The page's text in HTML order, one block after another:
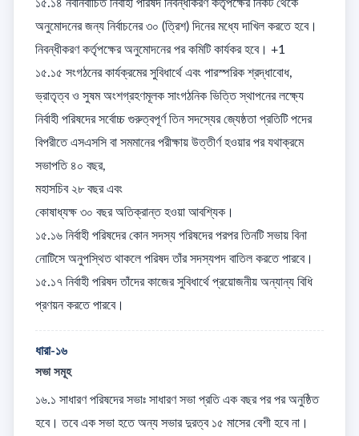
১৫.১৪ নবনির্বাচিত নির্বাহী পরিষদ নিবন্ধীকরণ কর্তৃপক্ষের নিকট থেকে
অনুমোদনের জন্য নির্বাচনের ৩০ (ত্রিশ) দিনের মধ্যে দাখিল করতে হবে।
নিবন্ধীকরণ কর্তৃপক্ষের অনুমোদনের পর কমিটি কার্যকর হবে। +1
১৫.১৫ সংগঠনের কার্যক্রমের সুবিধার্থে এবং পারস্পরিক শ্রদ্ধাবোধ,
ভ্রাতৃত্ব ও সুষম অংশগ্রহণমূলক সাংগঠনিক ভিত্তি স্থাপনের লক্ষ্যে
নির্বাহী পরিষদের সর্বোচ্চ গুরুত্বপূর্ণ তিন সদস্যের জ্যেষ্ঠতা প্রতিটি পদের
বিপরীতে এসএসসি বা সমমানের পরীক্ষায় উত্তীর্ণ হওয়ার পর যথাক্রমে
সভাপতি ৪০ বছর,
মহাসচিব ২৮ বছর এবং
কোষাধ্যক্ষ ৩০ বছর অতিক্রান্ত হওয়া আবশ্যিক।
১৫.১৬ নির্বাহী পরিষদের কোন সদস্য পরিষদের পরপর তিনটি সভায় বিনা
নোটিসে অনুপস্থিত থাকলে পরিষদ তাঁর সদস্যপদ বাতিল করতে পারবে।
১৫.১৭ নির্বাহী পরিষদ তাঁদের কাজের সুবিধার্থে প্রয়োজনীয় অন্যান্য বিধি
প্রণয়ন করতে পারবে।
ধারা-১৬
সভা সমূহ
১৬.১ সাধারণ পরিষদের সভাঃ সাধারণ সভা প্রতি এক বছর পর পর অনুষ্ঠিত
হবে। তবে এক সভা হতে অন্য সভার দুরত্ব ১৫ মাসের বেশী হবে না।